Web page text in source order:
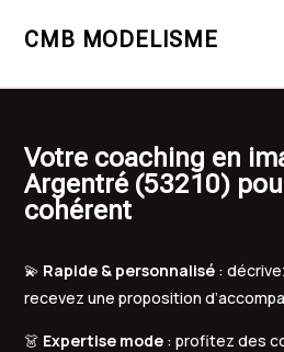
CMB MODELISME
Votre coaching en
Argentré (53210)
cohérent
💫 Rapide & personnalisé :
recevez une proposition
👗 Expertise mode : profitez des